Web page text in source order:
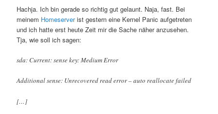
Hachja. Ich bin gerade so richtig gut gelaunt. Naja, fast. Bei
meinem Homeserverist gestern eine Kernel Panic aufgetreten
und ich hatte erst heute Zeit mir die Sache näher anzusehen.
Tja, wie soll ich sagen:
sda: Current: sense key: Medium Error
Additional sense: Unrecovered read error – auto reallocate failed
[…]